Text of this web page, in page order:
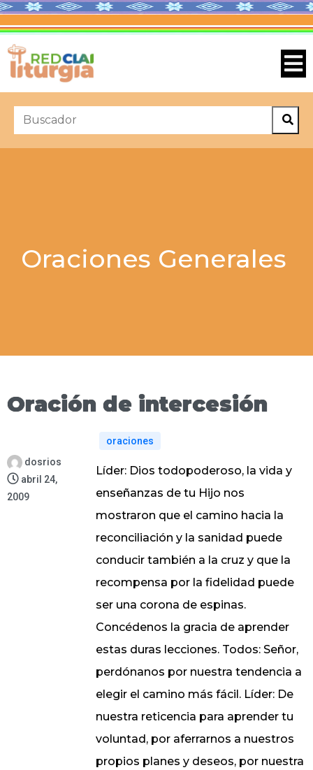
Oraciones Generales
Oración de intercesión
dosrios
abril 24,
2009
oraciones
Líder: Dios todopoderoso, la vida y
enseñanzas de tu Hijo nos
mostraron que el camino hacia la
reconciliación y la sanidad puede
conducir también a la cruz y que la
recompensa por la fidelidad puede
ser una corona de espinas.
Concédenos la gracia de aprender
estas duras lecciones. Todos: Señor,
perdónanos por nuestra tendencia a
elegir el camino más fácil. Líder: De
nuestra reticencia para aprender tu
voluntad, por aferrarnos a nuestros
propios planes y deseos, por nuestra